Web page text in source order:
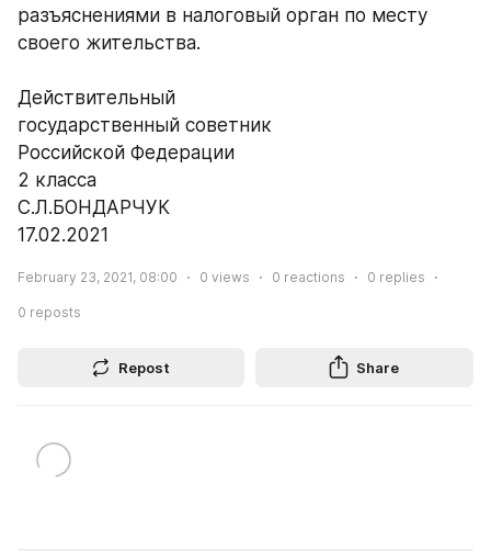
разъяснениями в налоговый орган по месту
своего жительства.
Действительный
государственный советник
Российской Федерации
2 класса
С.Л.БОНДАРЧУК
17.02.2021
February 23, 2021, 08:00 0 views 0 reactions 0 replies
0 reposts
Repost Share